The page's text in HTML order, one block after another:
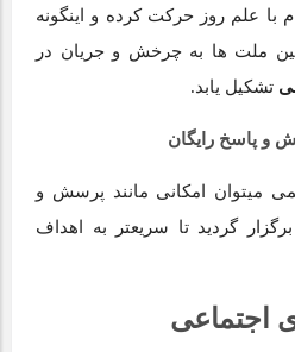
با علم روز حرکت کرده و اینگونه
ملت ها به چرخش و جریان در
تشکیل یابد.
و پاسخ رایگان
میتوان امکانی مانند پرسش و
گردید تا سریعتر به اهداف
اجتماعی